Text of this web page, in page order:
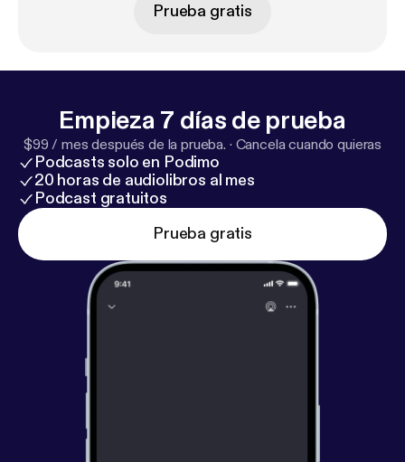
Prueba gratis
Empieza 7 días de prueba
$99 / mes después de la prueba. · Cancela cuando quieras
Podcasts solo en Podimo
20 horas de audiolibros al mes
Podcast gratuitos
Prueba gratis